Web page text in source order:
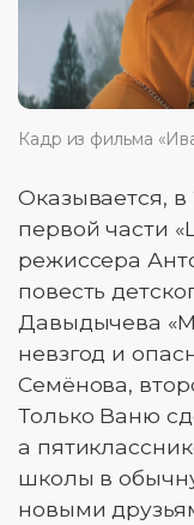
Кадр из фильма
Оказывается, в
первой части
режиссера
повесть
Давыдычева
невзгод и
Семёнова,
Только Ваню
а
школы в
новыми